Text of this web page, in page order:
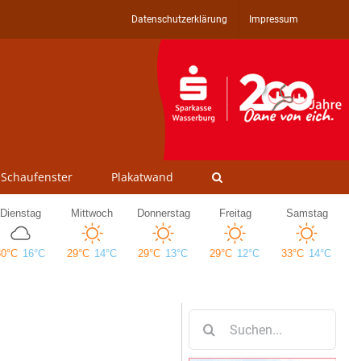
Datenschutzerklärung Impressum
Schaufenster Plakatwand
nach: